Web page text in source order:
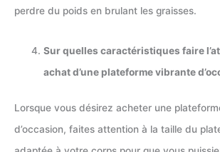
perdre du poids en brulant les graisses.
Sur quelles caractéristiques faire
achat d’une plateforme vibrante
Lorsque vous désirez acheter une
d’occasion, faites attention à la taille du